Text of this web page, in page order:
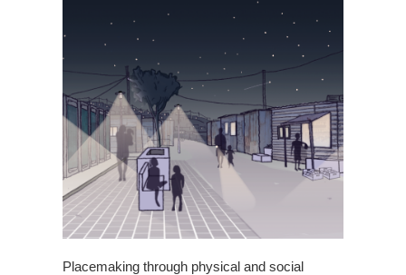
Placemaking through physical and social